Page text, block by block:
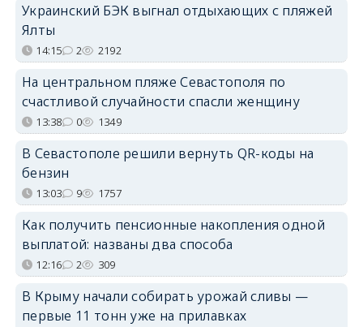
Украинский БЭК выгнал отдыхающих с пляжей
Ялты
14:15 2 2192
На центральном пляже Севастополя по
счастливой случайности спасли женщину
13:38 0 1349
В Севастополе решили вернуть QR-коды на
бензин
13:03 9 1757
Как получить пенсионные накопления одной
выплатой: названы два способа
12:16 2 309
В Крыму начали собирать урожай сливы —
первые 11 тонн уже на прилавках